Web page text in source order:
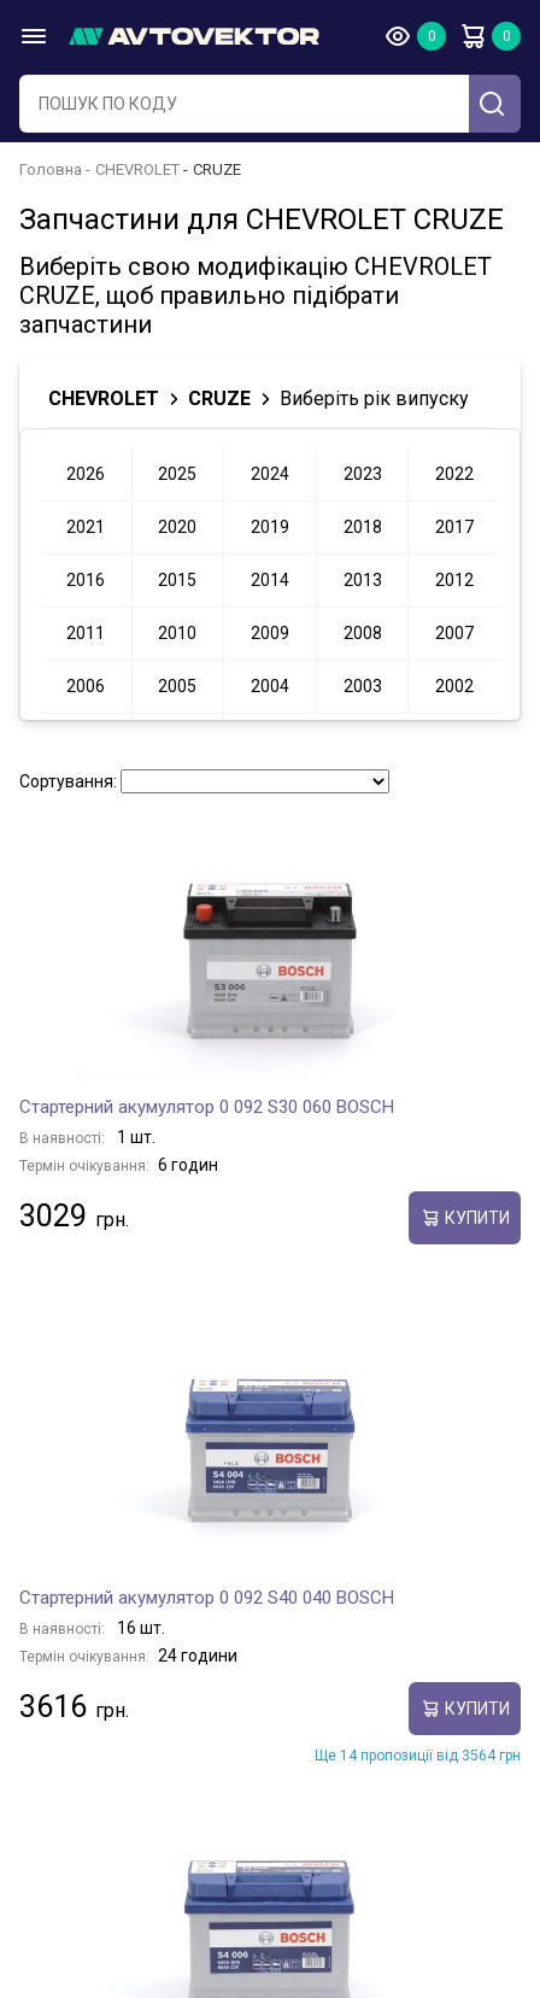
Головна CHEVROLET CRUZE
Запчастини для CHEVROLET CRUZE
Виберіть свою модифікацію CHEVROLET
CRUZE, щоб правильно підібрати
запчастини
CHEVROLET CRUZE Виберіть рік випуску
2026 2025 2024 2023 2022
2021 2020 2019 2018 2017
2016 2015 2014 2013 2012
2011 2010 2009 2008 2007
2006 2005 2004 2003 2002
Сортування:
Стартерний акумулятор 0 092 S30 060 BOSCH
В наявності: 1 шт.
Термін очікування: 6 годин
3029 КУПИТИ
Стартерний акумулятор 0 092 S40 040 BOSCH
В наявності: 16 шт.
Термін очікування: 24 години
3616 КУПИТИ
Ще 14 пропозиції від 3564 грн